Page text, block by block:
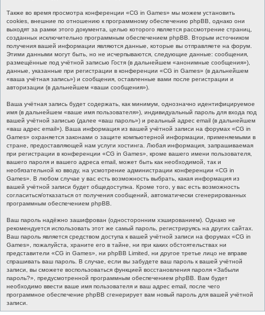
Также во время просмотра конференции «CG in Games» мы можем установить
cookies, внешние по отношению к программному обеспечению phpBB, однако они
выходят за рамки этого документа, целью которого является рассмотрение страниц,
созданных исключительно программным обеспечением phpBB. Вторым источником
получения вашей информации являются данные, которые вы отправляете на форум.
Этими данными могут быть, но не исчерпываются, следующие данные: сообщения,
размещённые под учётной записью Гостя (в дальнейшем «анонимные сообщения»),
данные, указанные при регистрации в конференции «CG in Games» (в дальнейшем
«ваша учётная запись») и сообщения, оставленные вами после регистрации и
авторизации (в дальнейшем «ваши сообщения»).
Ваша учётная запись будет содержать, как минимум, однозначно идентифицируемое
имя (в дальнейшем «ваше имя пользователя»), индивидуальный пароль для входа под
вашей учётной записью (далее «ваш пароль») и реальный адрес email (в дальнейшем
«ваш адрес email»). Ваша информация из вашей учётной записи на форумах «CG in
Games» охраняется законами о защите компьютерной информации, применяемыми в
стране, предоставляющей нам услуги хостинга. Любая информация, запрашиваемая
при регистрации в конференции «CG in Games», кроме вашего имени пользователя,
вашего пароля и вашего адреса email, может быть как необходимой, так и
необязательной ко вводу, на усмотрение администрации конференции «CG in
Games». В любом случае у вас есть возможность выбрать, какая информация из
вашей учётной записи будет общедоступна. Кроме того, у вас есть возможность
согласиться/отказаться от получения сообщений, автоматически сгенерированных
программным обеспечением phpBB.
Ваш пароль надёжно зашифрован (односторонним хэшированием). Однако не
рекомендуется использовать этот же самый пароль, регистрируясь на других сайтах.
Ваш пароль является средством доступа к вашей учётной записи на форумах «CG in
Games», пожалуйста, храните его в тайне, ни при каких обстоятельствах ни
представители «CG in Games», ни phpBB Limited, ни другое третье лицо не вправе
спрашивать ваш пароль. В случае, если вы забудете ваш пароль к вашей учётной
записи, вы сможете воспользоваться функцией восстановления пароля «Забыли
пароль?», предусмотренной программным обеспечением phpBB. Вам будет
необходимо ввести ваше имя пользователя и ваш адрес email, после чего
программное обеспечение phpBB сгенерирует вам новый пароль для вашей учётной
записи.